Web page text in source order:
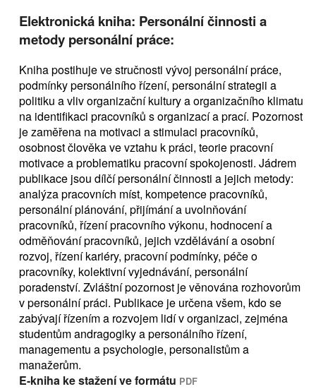
Elektronická kniha: Personální činnosti a
metody personální práce:
Kniha postihuje ve stručnosti vývoj personální práce,
podmínky personálního řízení, personální strategii a
politiku a vliv organizační kultury a organizačního klimatu
na identifikaci pracovníků s organizací a prací. Pozornost
je zaměřena na motivaci a stimulaci pracovníků,
osobnost člověka ve vztahu k práci, teorie pracovní
motivace a problematiku pracovní spokojenosti. Jádrem
publikace jsou dílčí personální činnosti a jejich metody:
analýza pracovních míst, kompetence pracovníků,
personální plánování, přijímání a uvolnňování
pracovníků, řízení pracovního výkonu, hodnocení a
odměňování pracovníků, jejich vzdělávání a osobní
rozvoj, řízení kariéry, pracovní podmínky, péče o
pracovníky, kolektivní vyjednávání, personální
poradenství. Zvláštní pozornost je věnována rozhovorům
v personální práci. Publikace je určena všem, kdo se
zabývají řízením a rozvojem lidí v organizaci, zejména
studentům andragogiky a personálního řízení,
managementu a psychologie, personalistům a
manažerům.
E-kniha ke stažení ve formátu PDF